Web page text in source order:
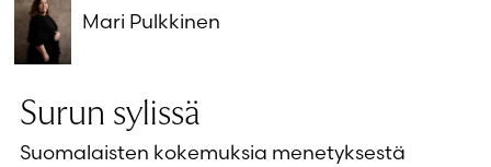
Mari Pulkkinen
Surun sylissä
Suomalaisten kokemuksia menetyksestä